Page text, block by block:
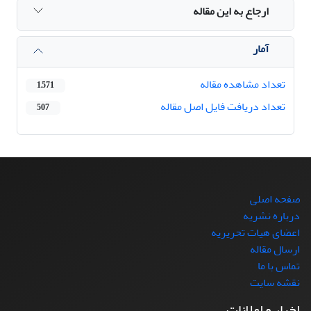
ارجاع به این مقاله
آمار
تعداد مشاهده مقاله
1,571
تعداد دریافت فایل اصل مقاله 507
صفحه اصلی
درباره نشریه
اعضای هیات تحریریه
ارسال مقاله
تماس با ما
نقشه سایت